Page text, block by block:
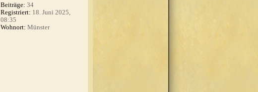
Beiträge: 34
Registriert: 18. Juni 2025,
08:35
Wohnort: Münster